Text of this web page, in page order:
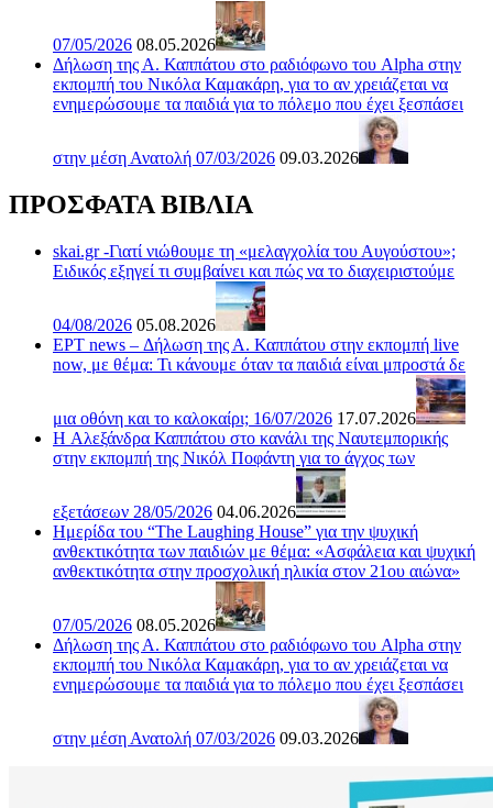
07/05/2026 08.05.2026
Δήλωση της Α. Καππάτου στο ραδιόφωνο του Alpha στην
εκπομπή του Νικόλα Καμακάρη, για το αν χρειάζεται να
ενημερώσουμε τα παιδιά για το πόλεμο που έχει ξεσπάσει
στην μέση Ανατολή 07/03/2026 09.03.2026
ΠΡΟΣΦΑΤΑ ΒΙΒΛΙΑ
skai.gr -Γιατί νιώθουμε τη «μελαγχολία του Αυγούστου»;
Ειδικός εξηγεί τι συμβαίνει και πώς να το διαχειριστούμε
04/08/2026 05.08.2026
ΕΡΤ news – Δήλωση της Α. Καππάτου στην εκπομπή live
now, με θέμα: Τι κάνουμε όταν τα παιδιά είναι μπροστά δε
μια οθόνη και το καλοκαίρι; 16/07/2026 17.07.2026
H Αλεξάνδρα Καππάτου στο κανάλι της Ναυτεμπορικής
στην εκπομπή της Νικόλ Ποφάντη για το άγχος των
εξετάσεων 28/05/2026 04.06.2026
Ημερίδα του “The Laughing House” για την ψυχική
ανθεκτικότητα των παιδιών με θέμα: «Ασφάλεια και ψυχική
ανθεκτικότητα στην προσχολική ηλικία στον 21ου αιώνα»
07/05/2026 08.05.2026
Δήλωση της Α. Καππάτου στο ραδιόφωνο του Alpha στην
εκπομπή του Νικόλα Καμακάρη, για το αν χρειάζεται να
ενημερώσουμε τα παιδιά για το πόλεμο που έχει ξεσπάσει
στην μέση Ανατολή 07/03/2026 09.03.2026